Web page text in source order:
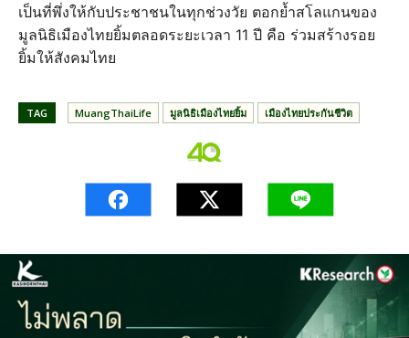
เป็นที่พึ่งให้กับประชาชนในทุกช่วงวัย ตอกย้ำสโลแกนของ
มูลนิธิเมืองไทยยิ้มตลอดระยะเวลา 11 ปี คือ ร่วมสร้างรอย
ยิ้มให้สังคมไทย
TAG MuangThaiLife มูลนิธิเมืองไทยยิ้ม เมืองไทยประกันชีวิต